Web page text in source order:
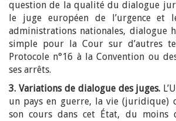
question de la qualité du dialogue
le juge européen de l’urgence et
administrations nationales, dialogue
simple pour la Cour sur d’autres
Protocole n°16 à la Convention ou
ses arrêts.
3. Variations de dialogue des juges.
un pays en guerre, la vie (juridique)
son cours dans cet État, du moins